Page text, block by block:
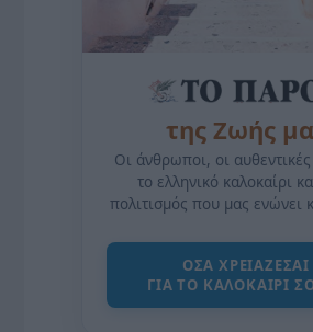
της Ζωής
Οι άνθρωποι, οι αυθεντικές
το ελληνικό καλοκαίρι
πολιτισμός που μας ενώνει
ΌΣΑ ΧΡΕΙΆΖΕΣΑΙ
ΓΙΑ ΤΟ ΚΑΛΟΚΑΊΡΙ